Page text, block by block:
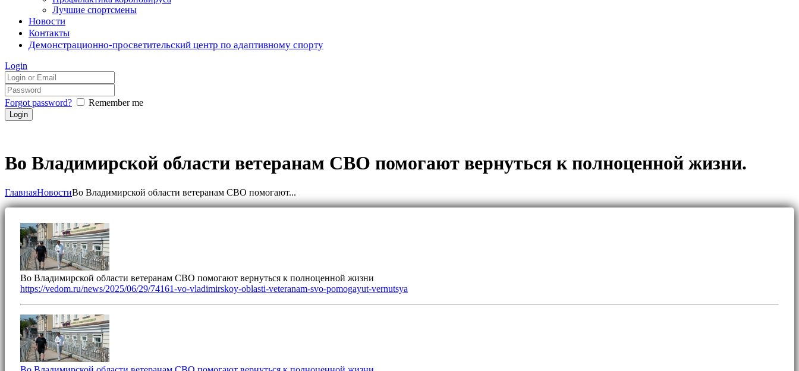
Лучшие спортсмены
Новости
Контакты
Демонстрационно-просветительский центр по адаптивному спорту
Login
Forgot password? Remember me
Во Владимирской области ветеранам СВО помогают вернуться к полноценной жизни.
ГлавнаяНовостиВо Владимирской области ветеранам СВО помогают...
Во Владимирской области ветеранам СВО помогают вернуться к полноценной жизни
https://vedom.ru/news/2025/06/29/74161-vo-vladimirskoy-oblasti-veteranam-svo-pomogayut-vernutsya